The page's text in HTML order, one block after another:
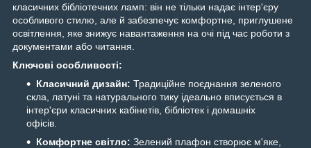
класичних бібліотечних ламп: він не тільки надає інтер'єру
особливого стилю, але й забезпечує комфортне, приглушене
освітлення, яке знижує навантаження на очі під час роботи з
документами або читання.
Ключові особливості:
Класичний дизайн: Традиційне поєднання зеленого
скла, латуні та натурального тику ідеально вписується в
інтер'єри класичних кабінетів, бібліотек і домашніх
офісів.
Комфортне світло: Зелений плафон створює м'яке,